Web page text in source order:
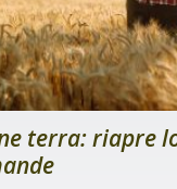
terra: riapre